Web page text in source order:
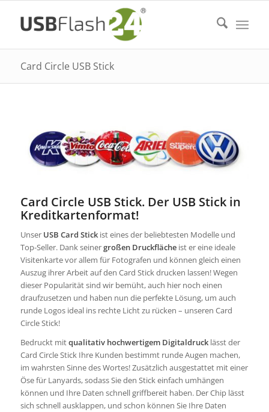
Card Circle USB Stick
Card Circle USB Stick. Der USB Stick in
Kreditkartenformat!
Unser USB Card Stickist eines der beliebtesten Modelle und
Top-Seller. Dank seinergroßen Druckflächeist er eine ideale
Visitenkarte vor allem für Fotografen und können gleich einen
Auszug ihrer Arbeit auf den Card Stick drucken lassen! Wegen
dieser Popularität sind wir bemüht, auch hier noch einen
draufzusetzen und haben nun die perfekte Lösung, um auch
runde Logos ideal ins rechte Licht zu rücken – unseren Card
Circle Stick!
Bedruckt mitqualitativ hochwertigem Digitaldrucklässt der
Card Circle Stick Ihre Kunden bestimmt runde Augen machen,
im wahrsten Sinne des Wortes! Zusätzlich ausgestattet mit einer
Öse für Lanyards, sodass Sie den Stick einfach umhängen
können und Ihre Daten schnell griffbereit haben. Der Chip lässt
sich schnell ausklappen, und schon können Sie Ihre Daten